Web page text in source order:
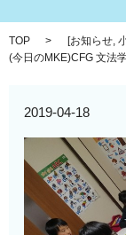
TOP [お知らせ,
(今日のMKE)CFG 文法
2019-04-18